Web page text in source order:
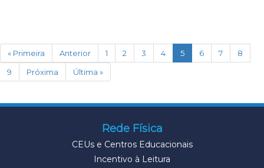
« Primeira Anterior 1 2 3 4 5(current)
6 7
8
9
Próxima Última »
Rede Física
CEUs e Centros Educacionais
Incentivo à Leitura